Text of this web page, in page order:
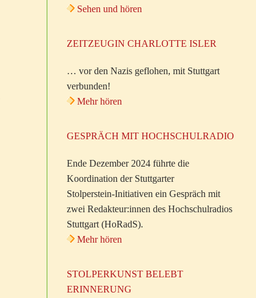
Sehen und hören
ZEITZEUGIN CHARLOTTE ISLER
… vor den Nazis geflohen, mit Stuttgart
verbunden!
Mehr hören
GESPRÄCH MIT HOCHSCHULRADIO
Ende Dezember 2024 führte die
Koordination der Stuttgarter
Stolperstein-Initiativen ein Gespräch mit
zwei Redakteur:innen des Hochschulradios
Stuttgart (HoRadS).
Mehr hören
STOLPERKUNST BELEBT
ERINNERUNG